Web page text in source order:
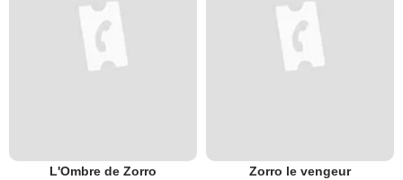
L'Ombre de Zorro Zorro le vengeur